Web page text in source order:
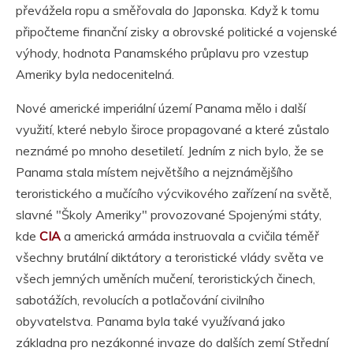
převážela ropu a směřovala do Japonska. Když k tomu
připočteme finanční zisky a obrovské politické a vojenské
výhody, hodnota Panamského průplavu pro vzestup
Ameriky byla nedocenitelná.
Nové americké imperiální území Panama mělo i další
využití, které nebylo široce propagované a které zůstalo
neznámé po mnoho desetiletí. Jedním z nich bylo, že se
Panama stala místem největšího a nejznámějšího
teroristického a mučícího výcvikového zařízení na světě,
slavné "Školy Ameriky" provozované Spojenými státy,
kde CIAa americká armáda instruovala a cvičila téměř
všechny brutální diktátory a teroristické vlády světa ve
všech jemných uměních mučení, teroristických činech,
sabotážích, revolucích a potlačování civilního
obyvatelstva. Panama byla také využívaná jako
základna pro nezákonné invaze do dalších zemí Střední